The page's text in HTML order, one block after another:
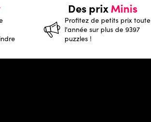
Des prixMinis
Profitez de petits prix toute
l'année sur plus de 9397
puzzles !